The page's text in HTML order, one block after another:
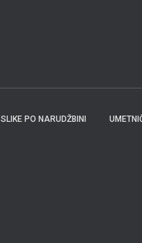
SLIKE PO NARUDŽBINI